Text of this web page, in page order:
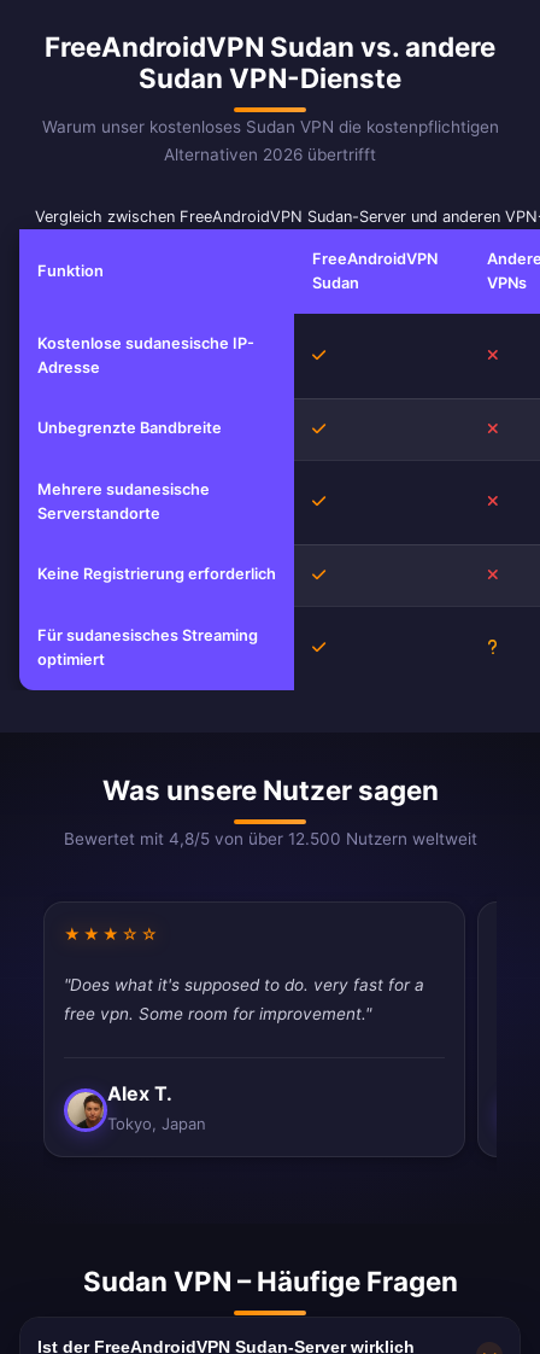
FreeAndroidVPN Sudan vs. andere
Sudan VPN-Dienste
Warum unser kostenloses Sudan VPN die kostenpflichtigen
Alternativen 2026 übertrifft
Vergleich zwischen FreeAndroidVPN Sudan-Server und anderen
Funktion
FreeAndroidVPN
Sudan
VPNs
Kostenlose sudanesische IP-
Adresse
Ja
Unbegrenzte Bandbreite Ja
Mehrere sudanesische
Serverstandorte
Ja
Keine Registrierung erforderlich Ja
Für sudanesisches Streaming
optimiert
Ja
Was unsere Nutzer sagen
Bewertet mit 4,8/5 von über 12.500 Nutzern weltweit
★★★☆☆
"Does what it's supposed to do. very fast for a
free vpn. Some room for improvement."
Alex T.
Tokyo, Japan
Sudan VPN – Häufige Fragen
Ist der FreeAndroidVPN Sudan-Server wirklich